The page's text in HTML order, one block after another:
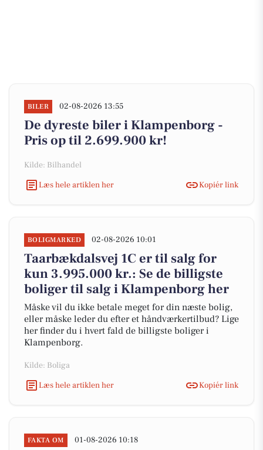
BILER 02-08-2026 13:55
De dyreste biler i Klampenborg -
Pris op til 2.699.900 kr!
Kilde: Bilhandel
Læs hele artiklen her
Kopiér link
BOLIGMARKED 02-08-2026 10:01
Taarbækdalsvej 1C er til salg for
kun 3.995.000 kr.: Se de billigste
boliger til salg i Klampenborg her
Måske vil du ikke betale meget for din næste bolig,
eller måske leder du efter et håndværkertilbud? Lige
her finder du i hvert fald de billigste boliger i
Klampenborg.
Kilde: Boliga
Læs hele artiklen her
Kopiér link
FAKTA OM 01-08-2026 10:18